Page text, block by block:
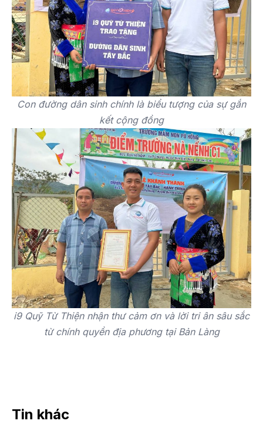
Con đường dân sinh chính là biểu tượng của sự gắn
kết cộng đồng
i9 Quỹ Từ Thiện nhận thư cảm ơn và lời tri ân sâu sắc
từ chính quyền địa phương tại Bản Làng
Tin khác